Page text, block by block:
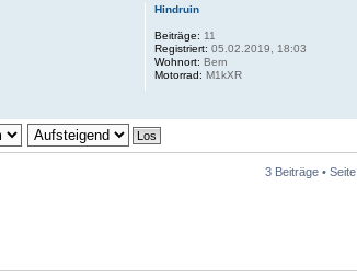
Hindruin
Beiträge: 11
Registriert: 05.02.2019, 18:03
Wohnort: Bern
Motorrad: M1kXR
3 Beiträge • Seite